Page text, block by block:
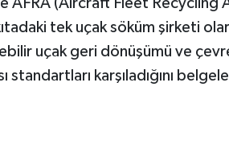
AFRA (Aircraft Fleet Recycling
tek uçak söküm şirketi
uçak geri dönüşümü ve
standartları karşıladığını